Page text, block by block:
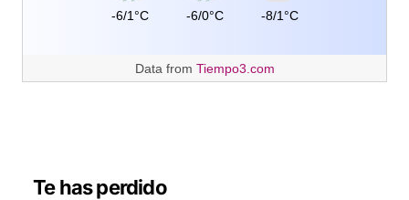
-6/1°C -6/0°C -8/1°C
Data from Tiempo3.com
Te has perdido